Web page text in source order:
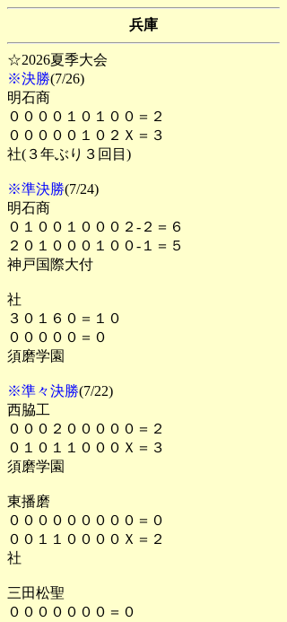
兵庫
☆2026夏季大会
※決勝(7/26)
明石商
００００１０１００＝２
０００００１０２Ｘ＝３
社(３年ぶり３回目)
※準決勝(7/24)
明石商
０１００１０００２-２＝６
２０１０００１００-１＝５
神戸国際大付
社
３０１６０＝１０
０００００＝０
須磨学園
※準々決勝(7/22)
西脇工
０００２０００００＝２
０１０１１０００Ｘ＝３
須磨学園
東播磨
０００００００００＝０
００１１００００Ｘ＝２
社
三田松聖
０００００００＝０